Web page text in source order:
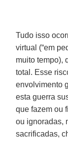
Tudo isso
virtual (“em
muito tempo),
total. Esse
envolvimento
esta guerra
que fazem ou
ou ignoradas,
sacrificadas,